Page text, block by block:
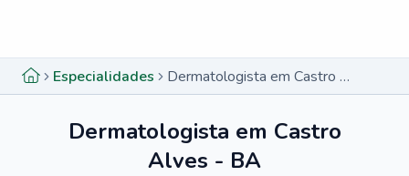
Especialidades Dermatologista em Castro Alves - BA
Dermatologista em Castro
Alves - BA